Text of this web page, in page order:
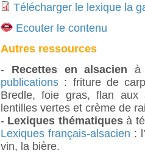
Télécharger le lexique la
Ecouter le contenu
Autres ressources
- Recettes en alsacien à
publications : friture de
Bredle, foie gras, flan aux
lentilles vertes et crème de
- Lexiques thématiques à
Lexiques français-alsacien :
vin, la bière.